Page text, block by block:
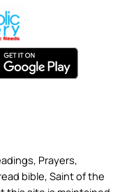
Prayers,
bible, Saint of the